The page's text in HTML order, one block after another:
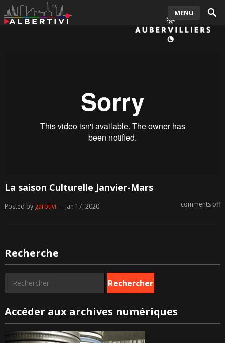
MENU
La saison Culturelle Janvier-Mars
Posted by garotivi — Jan 17, 2020 comments off
Recherche
Rechercher :
Accéder aux archives numériques